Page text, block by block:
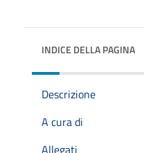
INDICE DELLA PAGINA
Descrizione
A cura di
Allegati